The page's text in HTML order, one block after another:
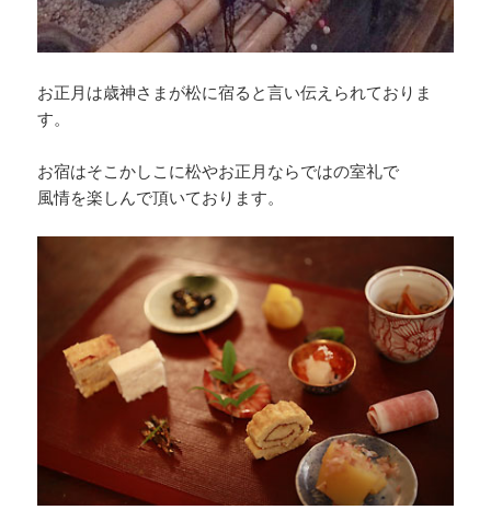
お正月は歳神さまが松に宿ると言い伝えられておりま
す。
お宿はそこかしこに松やお正月ならではの室礼で
風情を楽しんで頂いております。